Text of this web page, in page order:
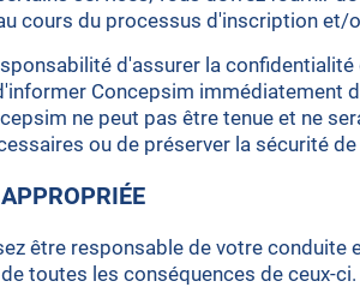
cours du processus d'inscription et/
d'assurer la
Concepsim immédiatement
ne peut pas être tenue et ne
ou de préserver la sécurité
être responsable de votre
toutes les conséquences de ceux-